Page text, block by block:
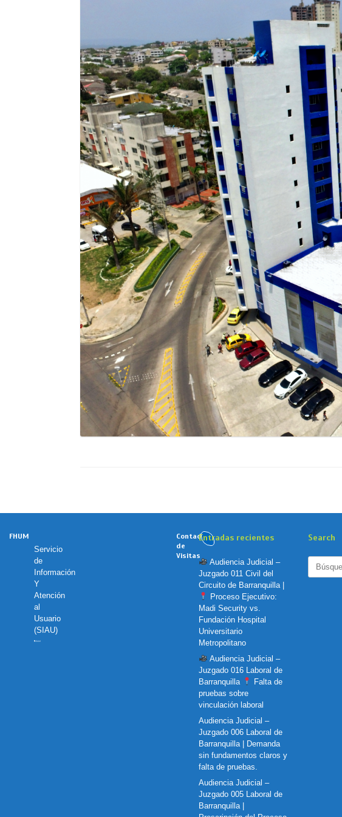
FHUM
Servicio
de
Información
Y
Atención
al
Usuario
(SIAU)
Contador
de
Visitas
Entradas recientes
Audiencia Judicial –
Juzgado 011 Civil del
Circuito de Barranquilla |
Proceso Ejecutivo:
Madi Security vs.
Fundación Hospital
Universitario
Metropolitano
Audiencia Judicial –
Juzgado 016 Laboral de
Barranquilla
Falta de
pruebas sobre
vinculación laboral
Audiencia Judicial –
Juzgado 006 Laboral de
Barranquilla | Demanda
sin fundamentos claros y
falta de pruebas.
Audiencia Judicial –
Juzgado 005 Laboral de
Barranquilla |
Search
Buscar: